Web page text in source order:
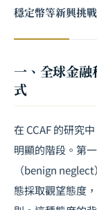
穩定幣等新興挑
一、全球金
式
在 CCAF 的研究
明顯的階段。第
（benign
態採取觀望態度